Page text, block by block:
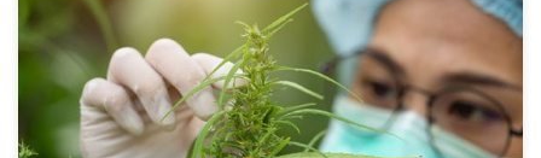
Aktualne badania dostarczają ekscytujących wyników. W maju
kanadyjscy naukowcy wywołali swoimi badaniami niemałe